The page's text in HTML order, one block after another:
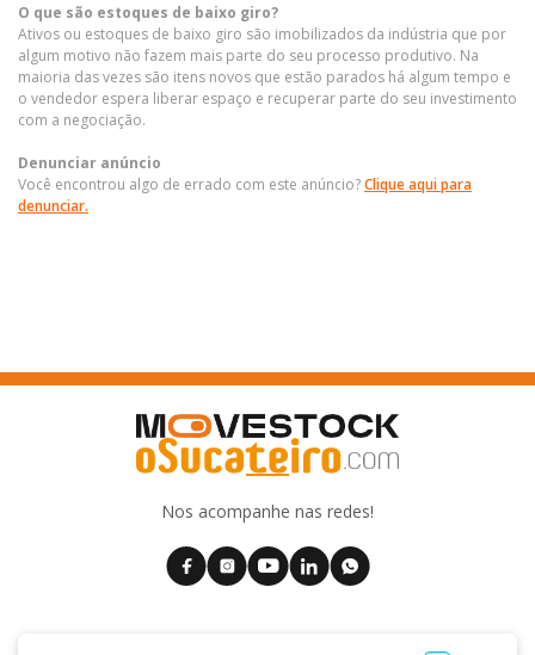
O que são estoques de baixo giro?
Ativos ou estoques de baixo giro são imobilizados da indústria que por
algum motivo não fazem mais parte do seu processo produtivo. Na
maioria das vezes são itens novos que estão parados há algum tempo e
o vendedor espera liberar espaço e recuperar parte do seu investimento
com a negociação.
Denunciar anúncio
Você encontrou algo de errado com este anúncio?Clique aqui para
denunciar.
Nos acompanhe nas redes!